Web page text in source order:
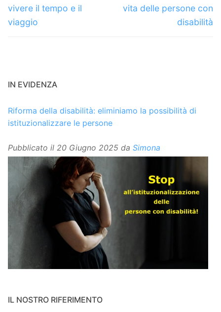
vivere il tempo e il
viaggio
vita delle persone con
disabilità
IN EVIDENZA
Riforma della disabilità: eliminiamo la possibilità di
istituzionalizzare le persone
Pubblicato il 20 Giugno 2025 da Simona
IL NOSTRO RIFERIMENTO